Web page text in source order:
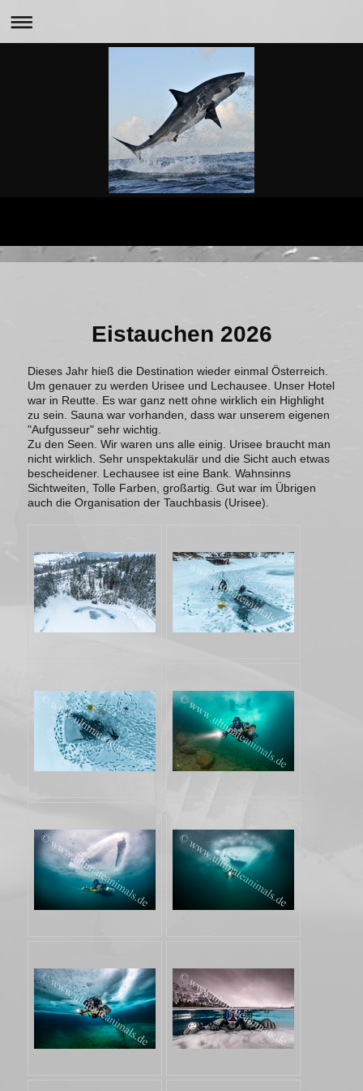
Eistauchen 2026
Dieses Jahr hieß die Destination wieder einmal Österreich.
Um genauer zu werden Urisee und Lechausee. Unser Hotel
war in Reutte. Es war ganz nett ohne wirklich ein Highlight
zu sein. Sauna war vorhanden, dass war unserem eigenen
"Aufgusseur" sehr wichtig.
Zu den Seen. Wir waren uns alle einig. Urisee braucht man
nicht wirklich. Sehr unspektakulär und die Sicht auch etwas
bescheidener. Lechausee ist eine Bank. Wahnsinns
Sichtweiten, Tolle Farben, großartig. Gut war im Übrigen
auch die Organisation der Tauchbasis (Urisee).